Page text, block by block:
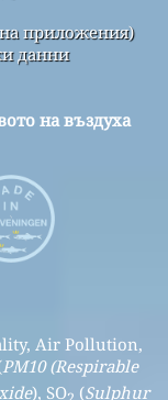
приложения)
данни
на въздуха
Air Pollution,
PM10 (Respirable
), SO (Sulphur